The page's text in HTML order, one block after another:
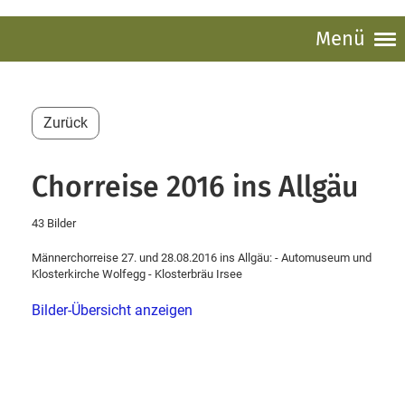
Menü
Zurück
Chorreise 2016 ins Allgäu
43 Bilder
Männerchorreise 27. und 28.08.2016 ins Allgäu: - Automuseum und
Klosterkirche Wolfegg - Klosterbräu Irsee
Bilder-Übersicht anzeigen